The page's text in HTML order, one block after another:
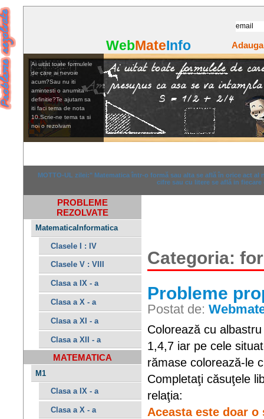
WebMateInfo
Ai uitat toate formulele
de care ai nevoie
acum?Sau nu iti
amintesti o anumita
definitie?Te ajutam sa
iti faci tema de nota
10.Scrie-ne tema ta si
noi o rezolvam
MOTTO-UL zilei:" Matematica într-o formă sau alta se află în orice act
cifre sau cu litere se află in fiecare
PROBLEME
REZOLVATE
MatematicaInformatica
Clasele I : IV
Clasele V : VIII
Clasa a IX - a
Clasa a X - a
Clasa a XI - a
Clasa a XII - a
MATEMATICA
M1
Clasa a IX - a
Clasa a X - a
Categoria:
Probleme
Postat de:
Colorează cu
1,4,7 iar pe cele
rămase colorează-le
Completaţi căsuţele
relaţia:
Aceasta este doar